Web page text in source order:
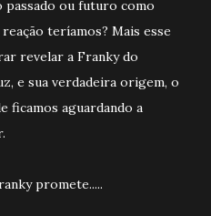
passado ou futuro como
teríamos? Mais esse
revelar a Franky do
e sua verdadeira origem, o
ficamos aguardando a
promete.....